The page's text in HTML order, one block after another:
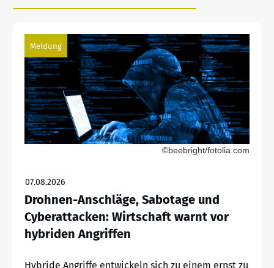
Meldung
©beebright/fotolia.com
07.08.2026
Drohnen-Anschläge, Sabotage und
Cyberattacken: Wirtschaft warnt vor
hybriden Angriffen
Hybride Angriffe entwickeln sich zu einem ernst zu